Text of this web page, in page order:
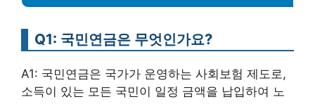
Q1: 국민연금은 무엇인가요?
A1: 국민연금은 국가가 운영하는 사회보험 제도로,
소득이 있는 모든 국민이 일정 금액을 납입하여 노